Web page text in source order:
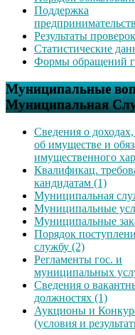
Поддержка
Результаты
Статистические
Формы обращений
Муниципальные
Муниципальная
Сведения о доходах,
об имуществе и
имущественного
Квалификац.
кандидатам (1)
Муниципальная
Муниципальные
Муниципальные
Порядок
службу (2)
Регламенты гос. и
муниципальных
Сведения о
должностях (1)
Аукционы и
(условия и